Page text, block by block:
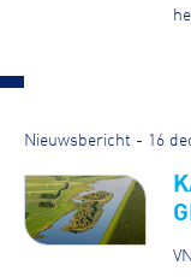
Nieuwsbericht - 16